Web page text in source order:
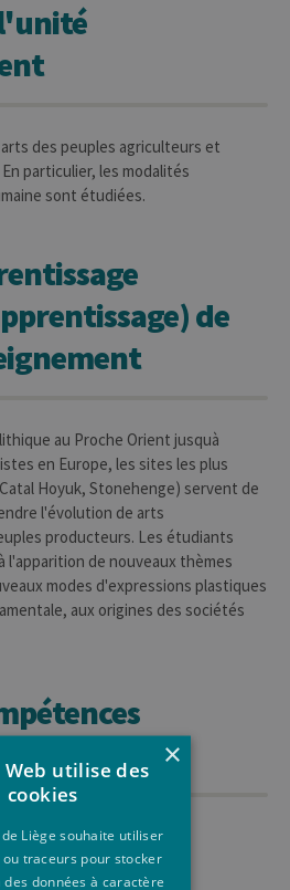
des peuples agriculteurs et
particulier, les modalités
sont étudiées.
de
au Proche Orient jusquà
en Europe, les sites les plus
Hoyuk, Stonehenge) servent de
l'évolution de arts
producteurs. Les étudiants
l'apparition de nouveaux thèmes
modes d'expressions plastiques
aux origines des sociétés
×
Web utilise des
cookies
de Liège souhaite utiliser
ou traceurs pour stocker
des données à caractère